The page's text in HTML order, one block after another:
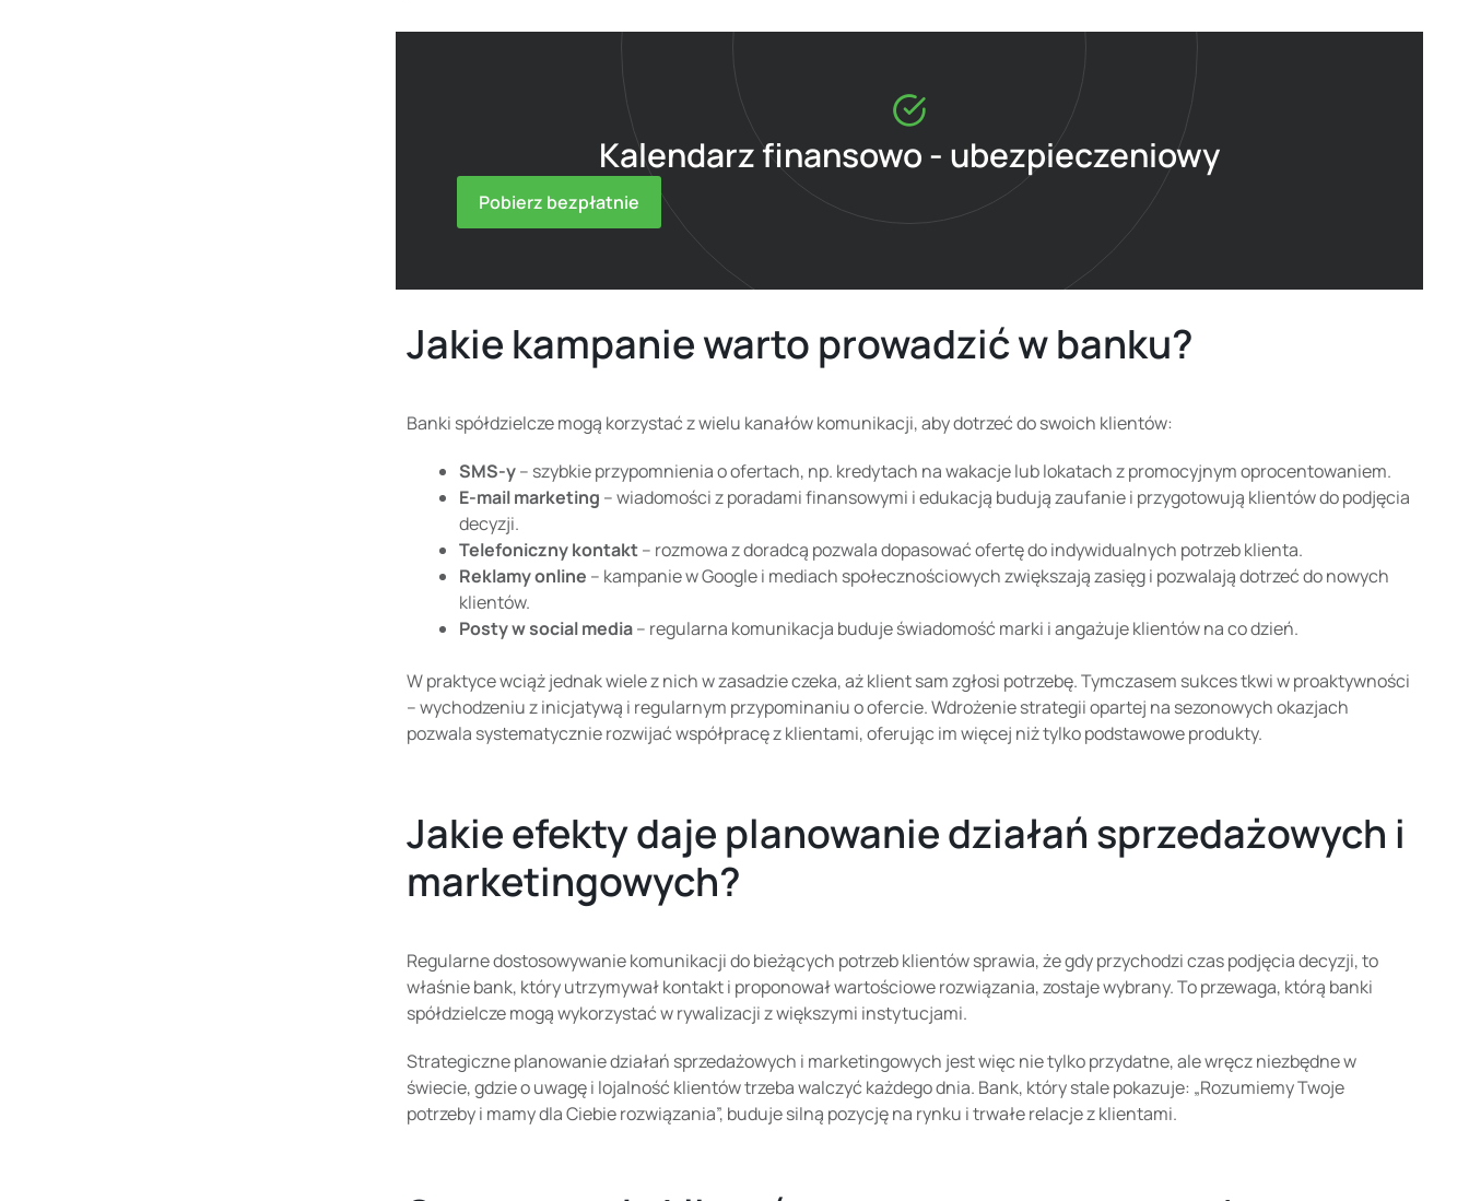
Kalendarz finansowo - ubezpieczeniowy
Pobierz bezpłatnie
Jakie kampanie warto prowadzić w banku?
Banki spółdzielcze mogą korzystać z wielu kanałów komunikacji, aby dotrzeć do swoich klientów:
SMS-y– szybkie przypomnienia o ofertach, np. kredytach na wakacje lub lokatach z promocyjnym oprocentowaniem.
E-mail marketing – wiadomości z poradami finansowymi i edukacją budują zaufanie i przygotowują klientów do podjęcia
decyzji.
Telefoniczny kontakt– rozmowa z doradcą pozwala dopasować ofertę do indywidualnych potrzeb klienta.
Reklamy online – kampanie w Google i mediach społecznościowych zwiększają zasięg i pozwalają dotrzeć do nowych
klientów.
Posty w social media– regularna komunikacja buduje świadomość marki i angażuje klientów na co dzień.
W praktyce wciąż jednak wiele z nich w zasadzie czeka, aż klient sam zgłosi potrzebę. Tymczasem sukces tkwi w proaktywności
– wychodzeniu z inicjatywą i regularnym przypominaniu o ofercie. Wdrożenie strategii opartej na sezonowych okazjach
pozwala systematycznie rozwijać współpracę z klientami, oferując im więcej niż tylko podstawowe produkty.
Jakie efekty daje planowanie działań sprzedażowych i
marketingowych?
Regularne dostosowywanie komunikacji do bieżących potrzeb klientów sprawia, że gdy przychodzi czas podjęcia decyzji, to
właśnie bank, który utrzymywał kontakt i proponował wartościowe rozwiązania, zostaje wybrany. To przewaga, którą banki
spółdzielcze mogą wykorzystać w rywalizacji z większymi instytucjami.
Strategiczne planowanie działań sprzedażowych i marketingowych jest więc nie tylko przydatne, ale wręcz niezbędne w
świecie, gdzie o uwagę i lojalność klientów trzeba walczyć każdego dnia. Bank, który stale pokazuje: „Rozumiemy Twoje
potrzeby i mamy dla Ciebie rozwiązania”, buduje silną pozycję na rynku i trwałe relacje z klientami.